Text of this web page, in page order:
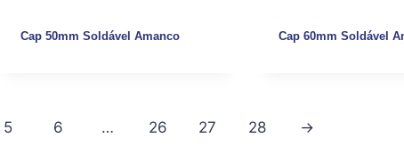
Cap 50mm Soldável Amanco Cap 60mm Soldável
5 6 … 26 27 28 →